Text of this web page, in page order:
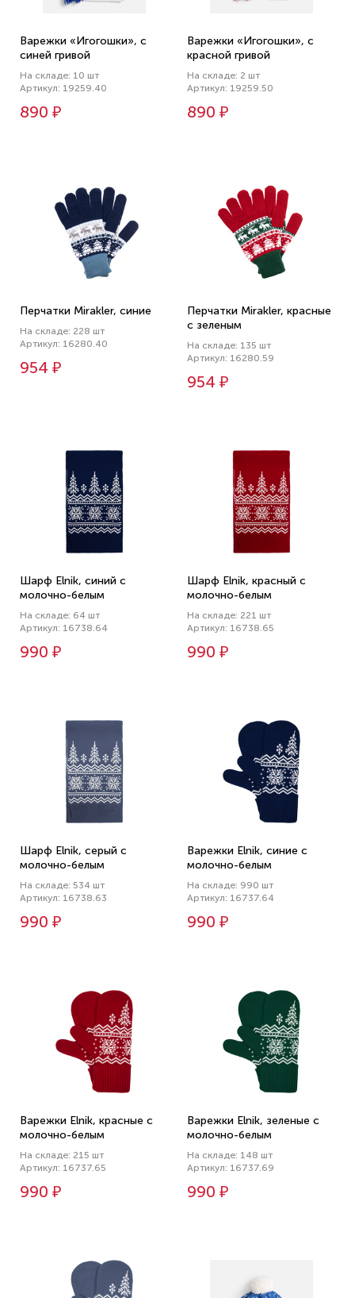
Варежки «Игогошки», с
синей гривой
На складе: 10 шт
Артикул: 19259.40
890 ₽
Варежки «Игогошки», с
красной гривой
На складе: 2 шт
Артикул: 19259.50
890 ₽
Перчатки Mirakler, синие
На складе: 228 шт
Артикул: 16280.40
954 ₽
Перчатки Mirakler, красные
с зеленым
На складе: 135 шт
Артикул: 16280.59
954 ₽
Шарф Elnik, синий с
молочно-белым
На складе: 64 шт
Артикул: 16738.64
990 ₽
Шарф Elnik, красный с
молочно-белым
На складе: 221 шт
Артикул: 16738.65
990 ₽
Шарф Elnik, серый с
молочно-белым
На складе: 534 шт
Артикул: 16738.63
990 ₽
Варежки Elnik, синие с
молочно-белым
На складе: 990 шт
Артикул: 16737.64
990 ₽
Варежки Elnik, красные с
молочно-белым
На складе: 215 шт
Артикул: 16737.65
990 ₽
Варежки Elnik, зеленые с
молочно-белым
На складе: 148 шт
Артикул: 16737.69
990 ₽